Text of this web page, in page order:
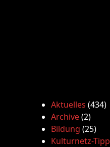
Aktuelles (434)
Archive(2)
Bildung (25)
Kulturnetz-Tipp